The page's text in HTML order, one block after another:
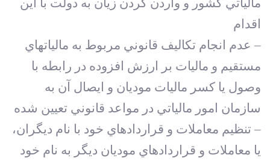
مالياتي کشور و واردن کردن زيان به دولت با اين
اقدام
– عدم انجام تکاليف قانوني مربوط به ماليات‏هاي
مستقيم و ماليات بر ارزش افزوده در رابطه با
وصول يا کسر ماليات موديان و ايصال آن به
سازمان امور مالياتي در مواعد قانوني تعيين ‏شده
– تنظيم معاملات و قراردادهاي خود با نام ديگران،
يا معاملات و قراردادهاي موديان ديگر به نام خود